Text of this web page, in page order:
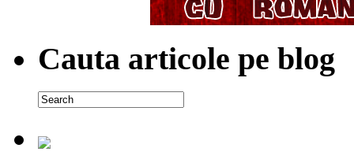
Cauta articole pe blog